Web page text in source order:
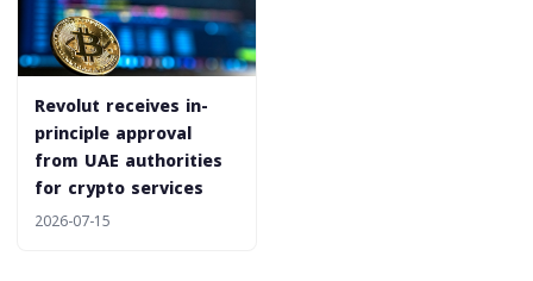
Revolut receives in-
principle approval
from UAE authorities
for crypto services
2026-07-15